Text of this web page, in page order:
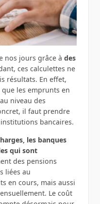
nos jours grâce à des
ces calculettes ne
résultats. En effet,
les emprunts en
niveau des
il faut prendre
bancaires.
les banques
qui sont
des pensions
liées au
en cours, mais aussi
Le coût